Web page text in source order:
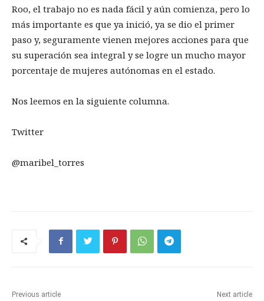
Roo, el trabajo no es nada fácil y aún comienza, pero lo
más importante es que ya inició, ya se dio el primer
paso y, seguramente vienen mejores acciones para que
su superación sea integral y se logre un mucho mayor
porcentaje de mujeres autónomas en el estado.
Nos leemos en la siguiente columna.
Twitter
@maribel_torres
Previous article Next article